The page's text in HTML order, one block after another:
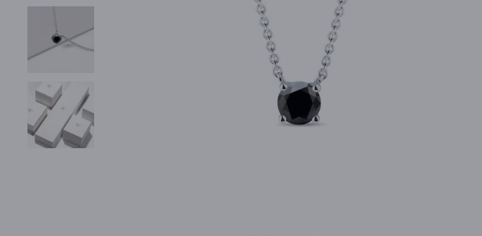
HALO-DESIGN
ORIGINELLE SETS
AMETHYSTE
EINZELOHRRINGE
GELBGOLD
ROSÉGOLD
EDELSTEINE
MAGNETISCHE HALSKETTEN
SÜSSWASSERPERLEN
LÜNETTENFASSUNG
ROSÉGOLD
GRAVIERBARER SCHMUCK
LETNÍ VRSTVENÍ
FÜR DIE MUTTER